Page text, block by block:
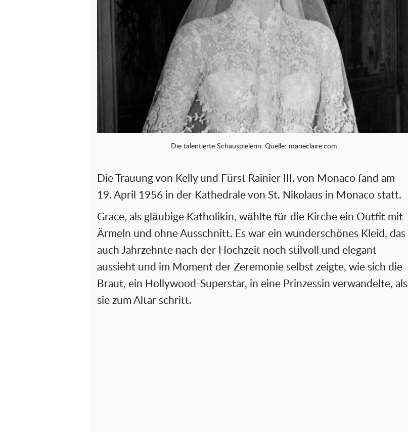
Die talentierte Schauspielerin. Quelle: marieclaire.com
Die Trauung von Kelly und Fürst Rainier III. von Monaco fand am
19. April 1956 in der Kathedrale von St. Nikolaus in Monaco statt.
Grace, als gläubige Katholikin, wählte für die Kirche ein Outfit mit
Ärmeln und ohne Ausschnitt. Es war ein wunderschönes Kleid, das
auch Jahrzehnte nach der Hochzeit noch stilvoll und elegant
aussieht und im Moment der Zeremonie selbst zeigte, wie sich die
Braut, ein Hollywood-Superstar, in eine Prinzessin verwandelte, als
sie zum Altar schritt.